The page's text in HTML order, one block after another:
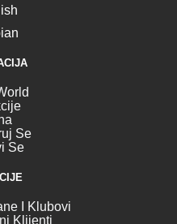
Se
Se
I Klubovi
Klijenti